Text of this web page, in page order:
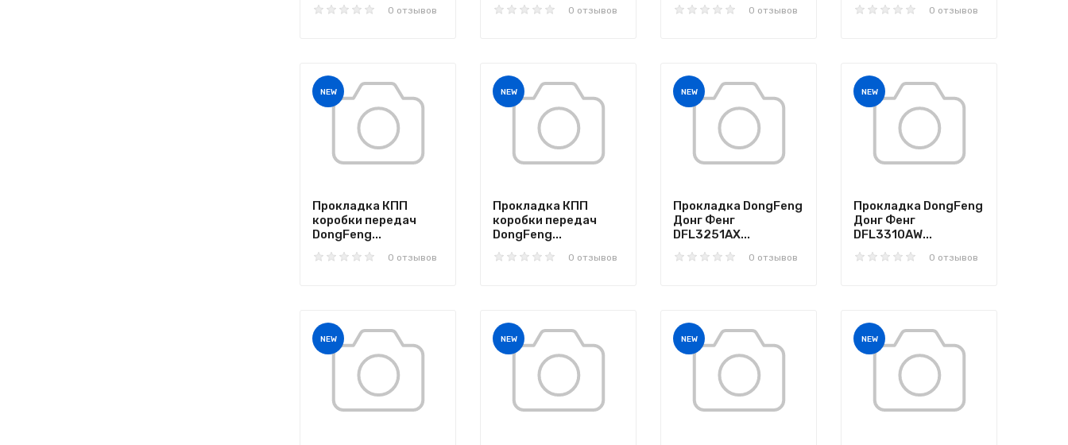
0 отзывов 0 отзывов 0 отзывов 0 отзывов
NEW
Прокладка КПП
коробки передач
DongFeng...
0 отзывов
NEW
Прокладка КПП
коробки передач
DongFeng...
0 отзывов
NEW
Прокладка DongFeng
Донг Фенг
DFL3251AX...
0 отзывов
NEW
Прокладка DongFeng
Донг Фенг
DFL3310AW...
0 отзывов
NEW NEW NEW NEW